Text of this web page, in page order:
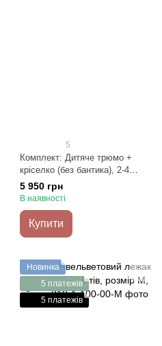
5
Комплект: Дитяче трюмо +
кріселко (без бантика), 2-4
роки, 90-105 см., Лате
5 950 грн
В наявності
Купити
Новинка
5 платежів
5 платежів